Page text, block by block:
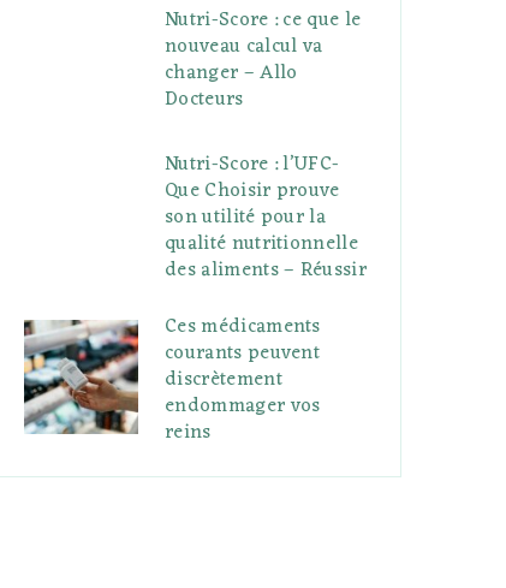
Nutri-Score : ce que le
nouveau calcul va
changer – Allo
Docteurs
Nutri-Score : l’UFC-
Que Choisir prouve
son utilité pour la
qualité nutritionnelle
des aliments – Réussir
Ces médicaments
courants peuvent
discrètement
endommager vos
reins